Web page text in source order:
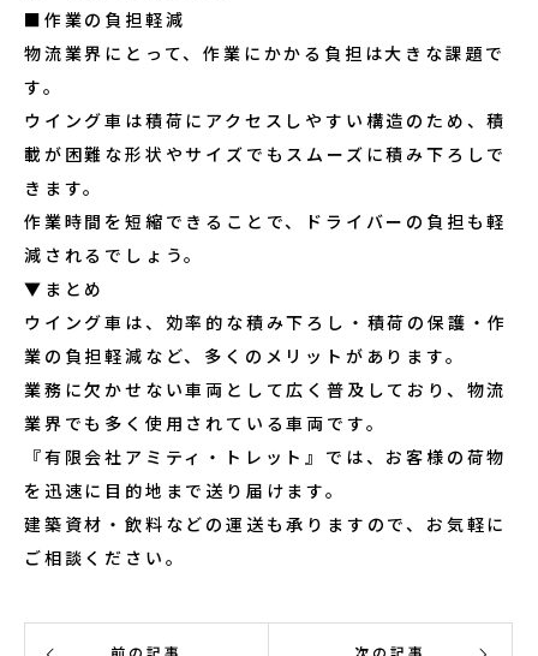
■作業の負担軽減
物流業界にとって、作業にかかる負担は大きな課題で
す。
ウイング車は積荷にアクセスしやすい構造のため、積
載が困難な形状やサイズでもスムーズに積み下ろしで
きます。
作業時間を短縮できることで、ドライバーの負担も軽
減されるでしょう。
▼まとめ
ウイング車は、効率的な積み下ろし・積荷の保護・作
業の負担軽減など、多くのメリットがあります。
業務に欠かせない車両として広く普及しており、物流
業界でも多く使用されている車両です。
『有限会社アミティ・トレット』では、お客様の荷物
を迅速に目的地まで送り届けます。
建築資材・飲料などの運送も承りますので、お気軽に
ご相談ください。